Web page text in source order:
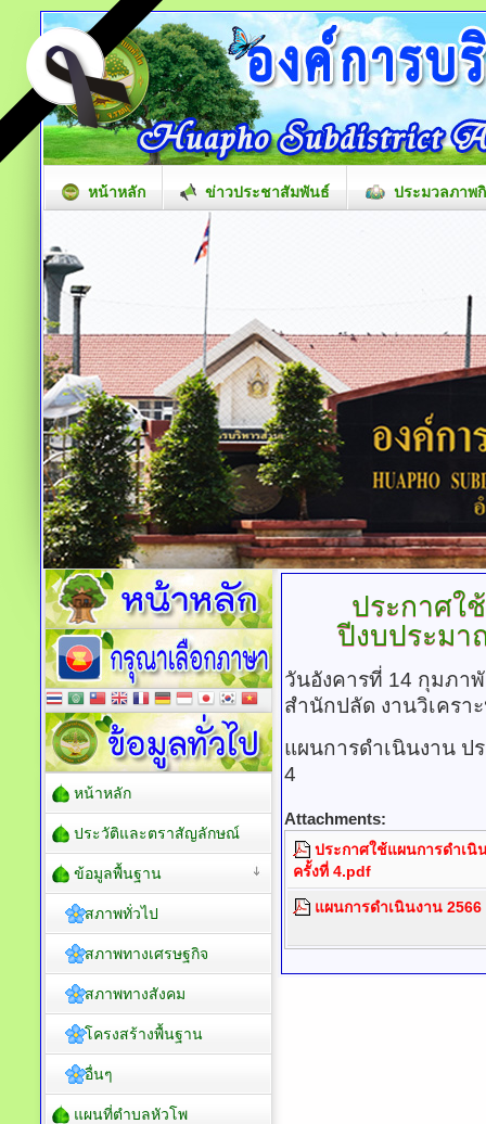
หน้าหลัก ข่าวประชาสัมพันธ์ ประมวลภาพ
ประกาศใ
ปีงบประมา
วันอังคารที่ 14 กุมภา
สำนักปลัด งานวิเครา
แผนการดำเนินงาน ป
4
Attachments:
ประกาศใช้แผนการดำเนิ
ครั้งที่ 4.pdf
แผนการดำเนินงาน
หน้าหลัก
ประวัติและตราสัญลักษณ์
ข้อมูลพื้นฐาน
สภาพทั่วไป
สภาพทางเศรษฐกิจ
สภาพทางสังคม
โครงสร้างพื้นฐาน
อื่นๆ
แผนที่ตำบลหัวโพ